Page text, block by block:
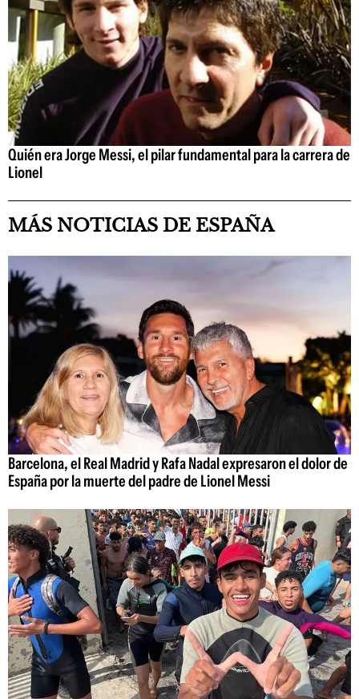
Quién era Jorge Messi, el pilar fundamental para la carrera de
Lionel
MÁS NOTICIAS DE ESPAÑA
Barcelona, el Real Madrid y Rafa Nadal expresaron el dolor de
España por la muerte del padre de Lionel Messi